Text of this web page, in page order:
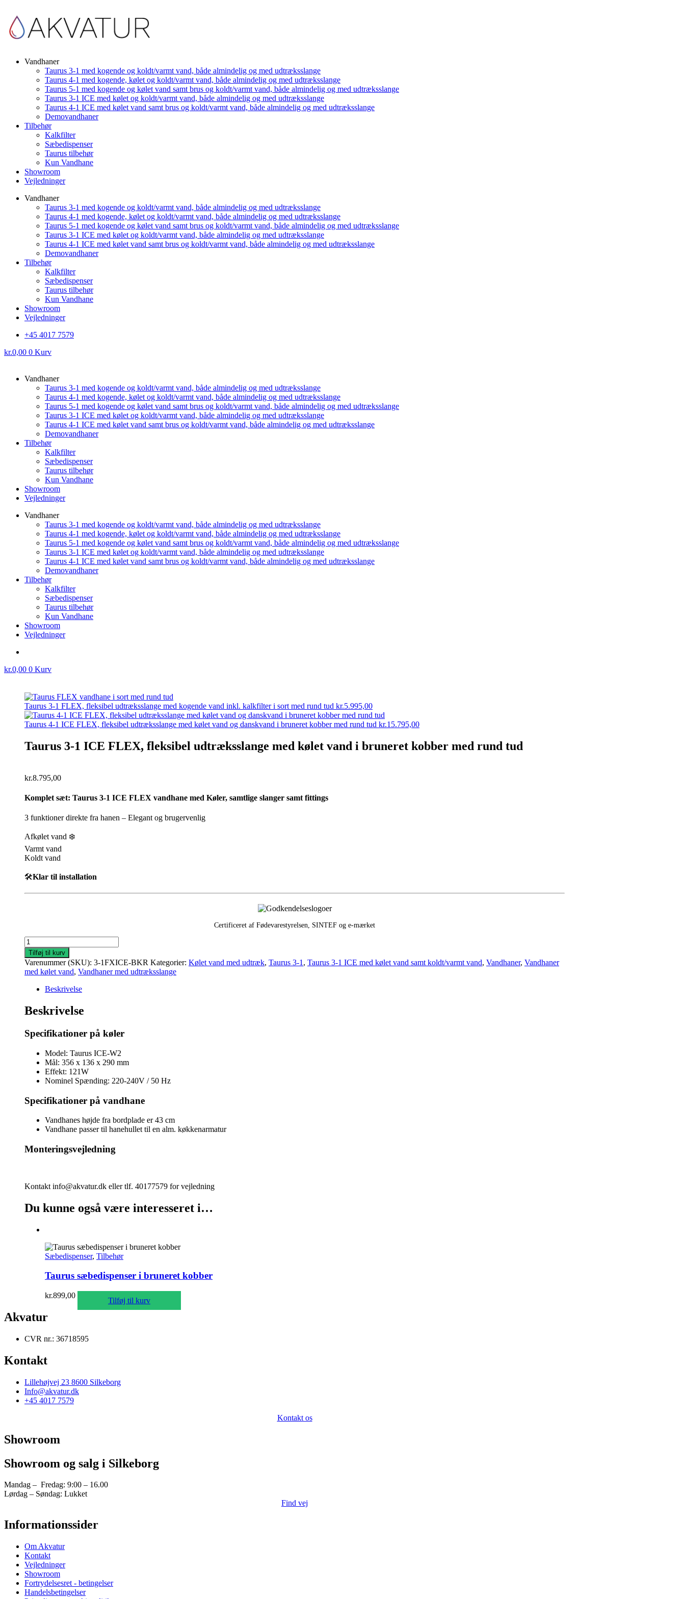
Vandhaner
Taurus 3-1 med kogende og koldt/varmt vand, både almindelig og med udtræksslange
Taurus 4-1 med kogende, kølet og koldt/varmt vand, både almindelig og med udtræksslange
Taurus 5-1 med kogende og kølet vand samt brus og koldt/varmt vand, både almindelig og med udtræksslange
Taurus 3-1 ICE med kølet og koldt/varmt vand, både almindelig og med udtræksslange
Taurus 4-1 ICE med kølet vand samt brus og koldt/varmt vand, både almindelig og med udtræksslange
Demovandhaner
Tilbehør
Kalkfilter
Sæbedispenser
Taurus tilbehør
Kun Vandhane
Showroom
Vejledninger
Vandhaner
Taurus 3-1 med kogende og koldt/varmt vand, både almindelig og med udtræksslange
Taurus 4-1 med kogende, kølet og koldt/varmt vand, både almindelig og med udtræksslange
Taurus 5-1 med kogende og kølet vand samt brus og koldt/varmt vand, både almindelig og med udtræksslange
Taurus 3-1 ICE med kølet og koldt/varmt vand, både almindelig og med udtræksslange
Taurus 4-1 ICE med kølet vand samt brus og koldt/varmt vand, både almindelig og med udtræksslange
Demovandhaner
Tilbehør
Kalkfilter
Sæbedispenser
Taurus tilbehør
Kun Vandhane
Showroom
Vejledninger
+45 4017 7579
kr.0,00 0 Kurv
Vandhaner
Taurus 3-1 med kogende og koldt/varmt vand, både almindelig og med udtræksslange
Taurus 4-1 med kogende, kølet og koldt/varmt vand, både almindelig og med udtræksslange
Taurus 5-1 med kogende og kølet vand samt brus og koldt/varmt vand, både almindelig og med udtræksslange
Taurus 3-1 ICE med kølet og koldt/varmt vand, både almindelig og med udtræksslange
Taurus 4-1 ICE med kølet vand samt brus og koldt/varmt vand, både almindelig og med udtræksslange
Demovandhaner
Tilbehør
Kalkfilter
Sæbedispenser
Taurus tilbehør
Kun Vandhane
Showroom
Vejledninger
Vandhaner
Taurus 3-1 med kogende og koldt/varmt vand, både almindelig og med udtræksslange
Taurus 4-1 med kogende, kølet og koldt/varmt vand, både almindelig og med udtræksslange
Taurus 5-1 med kogende og kølet vand samt brus og koldt/varmt vand, både almindelig og med udtræksslange
Taurus 3-1 ICE med kølet og koldt/varmt vand, både almindelig og med udtræksslange
Taurus 4-1 ICE med kølet vand samt brus og koldt/varmt vand, både almindelig og med udtræksslange
Demovandhaner
Tilbehør
Kalkfilter
Sæbedispenser
Taurus tilbehør
Kun Vandhane
Showroom
Vejledninger
kr.0,00 0 Kurv
Taurus 3-1 FLEX, fleksibel udtræksslange med kogende vand inkl. kalkfilter i sort med rund tud kr.5.995,00
Taurus 4-1 ICE FLEX, fleksibel udtræksslange med kølet vand og danskvand i bruneret kobber med rund tud kr.15.795,00
Taurus 3-1 ICE FLEX, fleksibel udtræksslange med kølet vand i bruneret kobber med rund tud
kr.8.795,00
Komplet sæt: Taurus 3-1 ICE FLEX vandhane med Køler, samtlige slanger samt fittings
3 funktioner direkte fra hanen – Elegant og brugervenlig
Afkølet vand ❄️
Varmt vand
Koldt vand
🛠️Klar til installation
Certificeret af Fødevarestyrelsen, SINTEF og e‑mærket
Taurus
3-
1
ICE
FLEX,
fleksibel
udtræksslange
med
kølet
i
bruneret
kobber
med
rund
Tilføj til kurv
Varenummer (SKU): 3-1FXICE-BKR Kategorier: Kølet vand med udtræk, Taurus 3-1, Taurus 3-1 ICE med kølet vand samt koldt/varmt vand, Vandhaner, Vandhaner
med kølet vand, Vandhaner med udtræksslange
Beskrivelse
Beskrivelse
Specifikationer på køler
Model: Taurus ICE-W2
Mål: 356 x 136 x 290 mm
Effekt: 121W
Nominel Spænding: 220-240V / 50 Hz
Specifikationer på vandhane
Vandhanes højde fra bordplade er 43 cm
Vandhane passer til hanehullet til en alm. køkkenarmatur
Monteringsvejledning
Kontakt info@akvatur.dk eller tlf. 40177579 for vejledning
Du kunne også være interesseret i…
Sæbedispenser, Tilbehør
Taurus sæbedispenser i bruneret kobber
kr.899,00
Tilføj til kurv
Akvatur
CVR nr.: 36718595
Kontakt
Lillehøjvej 23 8600 Silkeborg
Info@akvatur.dk
+45 4017 7579
Kontakt os
Showroom
Showroom og salg i Silkeborg
Mandag – Fredag: 9:00 – 16.00
Lørdag – Søndag: Lukket
Find vej
Informationssider
Om Akvatur
Kontakt
Vejledninger
Showroom
Fortrydelsesret - betingelser
Handelsbetingelser